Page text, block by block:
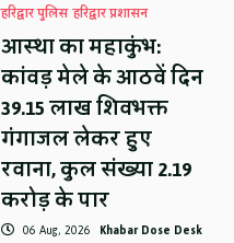
हरिद्वार पुलिस हरिद्वार प्रशासन
आस्था का महाकुंभ:
कांवड़ मेले के आठवें दिन
39.15 लाख शिवभक्त
गंगाजल लेकर हुए
रवाना, कुल संख्या 2.19
करोड़ के पार
06 Aug, 2026 Khabar Dose Desk